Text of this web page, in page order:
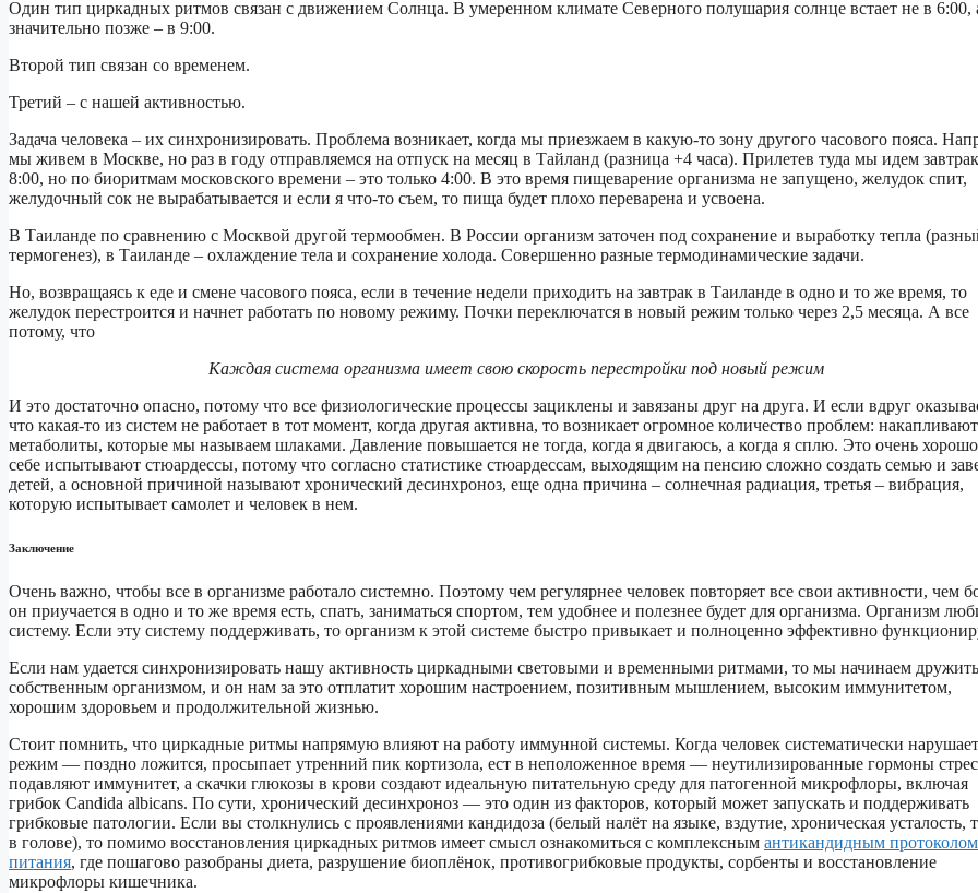
Один тип циркадных ритмов связан с движением Солнца. В умеренном климате Северного полушария солнце встает не в 6:00,
значительно позже – в 9:00.
Второй тип связан со временем.
Третий – с нашей активностью.
Задача человека – их синхронизировать. Проблема возникает, когда мы приезжаем в какую-то зону другого часового пояса.
мы живем в Москве, но раз в году отправляемся на отпуск на месяц в Тайланд (разница +4 часа). Прилетев туда мы идем
8:00, но по биоритмам московского времени – это только 4:00. В это время пищеварение организма не запущено, желудок спит,
желудочный сок не вырабатывается и если я что-то съем, то пища будет плохо переварена и усвоена.
В Таиланде по сравнению с Москвой другой термообмен. В России организм заточен под сохранение и выработку тепла
термогенез), в Таиланде – охлаждение тела и сохранение холода. Совершенно разные термодинамические задачи.
Но, возвращаясь к еде и смене часового пояса, если в течение недели приходить на завтрак в Таиланде в одно и то же время, то
желудок перестроится и начнет работать по новому режиму. Почки переключатся в новый режим только через 2,5 месяца. А все
потому, что
Каждая система организма имеет свою скорость перестройки под новый режим
И это достаточно опасно, потому что все физиологические процессы зациклены и завязаны друг на друга. И если вдруг
что какая-то из систем не работает в тот момент, когда другая активна, то возникает огромное количество проблем:
метаболиты, которые мы называем шлаками. Давление повышается не тогда, когда я двигаюсь, а когда я сплю. Это очень
себе испытывают стюардессы, потому что согласно статистике стюардессам, выходящим на пенсию сложно создать семью и
детей, а основной причиной называют хронический десинхроноз, еще одна причина – солнечная радиация, третья – вибрация,
которую испытывает самолет и человек в нем.
Заключение
Очень важно, чтобы все в организме работало системно. Поэтому чем регулярнее человек повторяет все свои активности, чем
он приучается в одно и то же время есть, спать, заниматься спортом, тем удобнее и полезнее будет для организма. Организм
систему. Если эту систему поддерживать, то организм к этой системе быстро привыкает и полноценно эффективно
Если нам удается синхронизировать нашу активность циркадными световыми и временными ритмами, то мы начинаем
собственным организмом, и он нам за это отплатит хорошим настроением, позитивным мышлением, высоким иммунитетом,
хорошим здоровьем и продолжительной жизнью.
Стоит помнить, что циркадные ритмы напрямую влияют на работу иммунной системы. Когда человек систематически нарушает
режим — поздно ложится, просыпает утренний пик кортизола, ест в неположенное время — неутилизированные гормоны
подавляют иммунитет, а скачки глюкозы в крови создают идеальную питательную среду для патогенной микрофлоры, включая
грибок Candida albicans. По сути, хронический десинхроноз — это один из факторов, который может запускать и поддерживать
грибковые патологии. Если вы столкнулись с проявлениями кандидоза (белый налёт на языке, вздутие, хроническая усталость,
в голове), то помимо восстановления циркадных ритмов имеет смысл ознакомиться с комплексным антикандидным протоколом
питания, где пошагово разобраны диета, разрушение биоплёнок, противогрибковые продукты, сорбенты и восстановление
микрофлоры кишечника.